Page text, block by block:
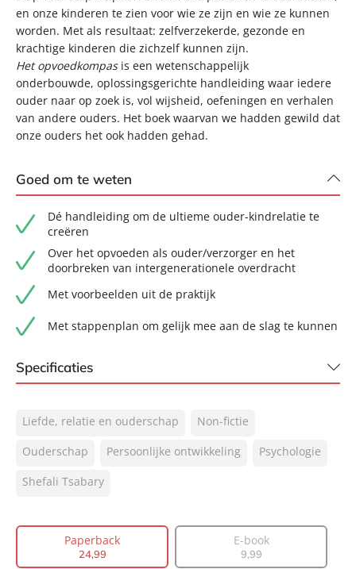
en onze kinderen te zien voor wie ze zijn en wie ze kunnen
worden. Met als resultaat: zelfverzekerde, gezonde en
krachtige kinderen die zichzelf kunnen zijn.
Het opvoedkompasis een wetenschappelijk
onderbouwde, oplossingsgerichte handleiding waar iedere
ouder naar op zoek is, vol wijsheid, oefeningen en verhalen
van andere ouders. Het boek waarvan we hadden gewild dat
onze ouders het ook hadden gehad.
Goed om te weten
Dé handleiding om de ultieme ouder-kindrelatie te
creëren
Over het opvoeden als ouder/verzorger en het
doorbreken van intergenerationele overdracht
Met voorbeelden uit de praktijk
Met stappenplan om gelijk mee aan de slag te kunnen
Specificaties
NUR:
770
Type:
Paperback
Auteur(s):
Prijs:
24,99
Aantal pagina's:
Liefde, relatie en ouderschap
Non-fictie
Ouderschap
Persoonlijke ontwikkeling
Psychologie
Shefali Tsabary
Paperback
24,99
E-book
9,99